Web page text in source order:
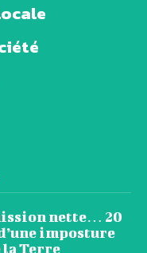
nette… 20
imposture
la Terre